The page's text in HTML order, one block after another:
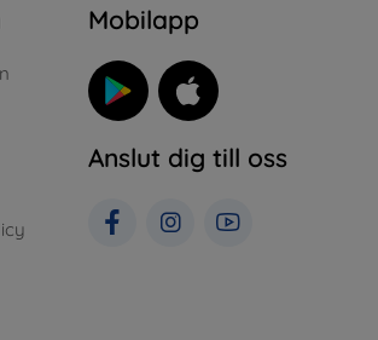
Mobilapp
Anslut dig till oss